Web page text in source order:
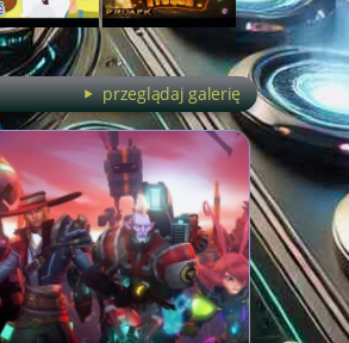
przeglądaj galerię